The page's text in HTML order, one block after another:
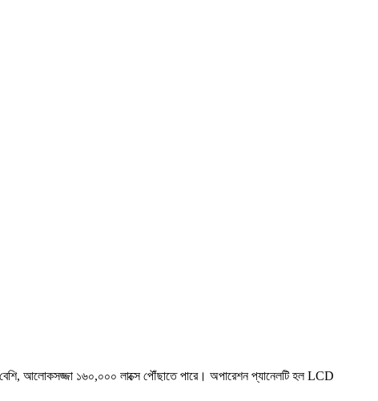
আলোকসজ্জা ১৬০,০০০ লাক্সে পৌঁছাতে পারে। অপারেশন প্যানেলটি হল LCD